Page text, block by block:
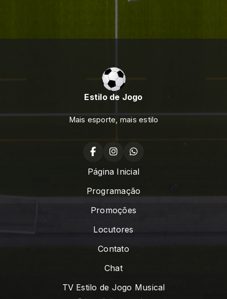
Estilo de Jogo
Mais esporte, mais estilo
Página Inicial
Programação
Promoções
Locutores
Contato
Chat
TV Estilo de Jogo Musical